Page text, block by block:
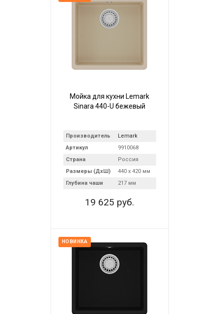
Мойка для кухни Lemark
Sinara 440-U бежевый
Производитель
Lemark
Артикул
9910068
Страна
Россия
Размеры (ДхШ)
440 х 420 мм
Глубина чаши
217 мм
19 625 руб.
НОВИНКА